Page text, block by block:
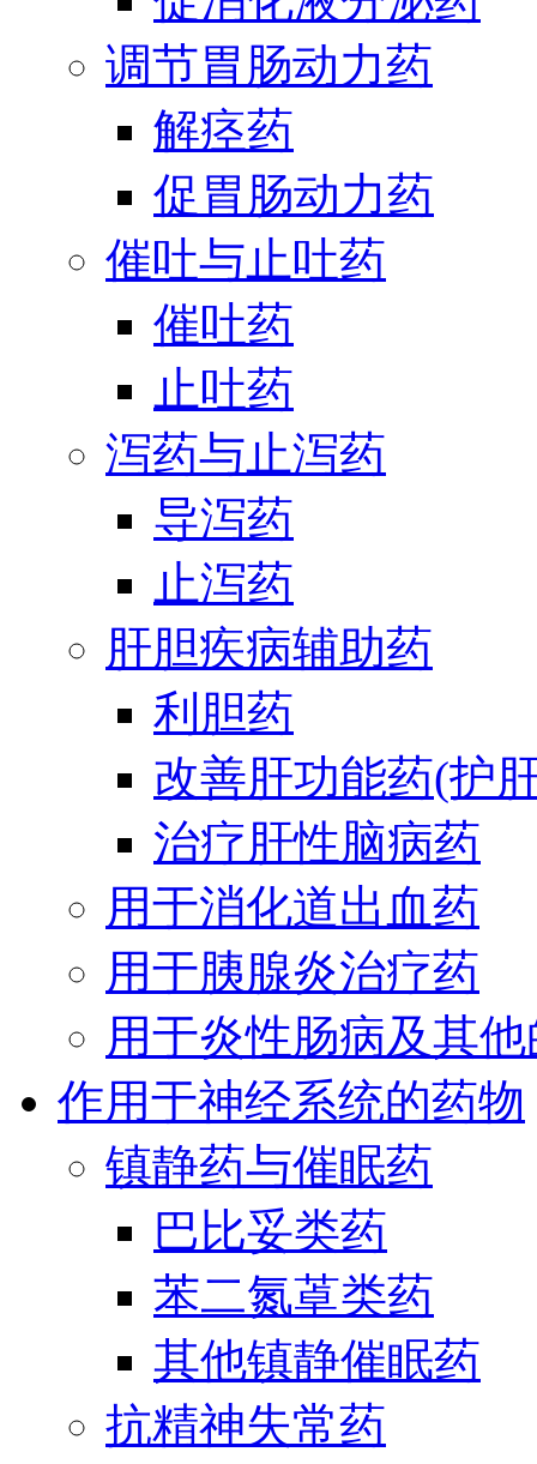
调节胃肠动力药
解痉药
促胃肠动力药
催吐与止吐药
催吐药
止吐药
泻药与止泻药
导泻药
止泻药
肝胆疾病辅助药
利胆药
改善肝功能药(护
治疗肝性脑病药
用于消化道出血药
用于胰腺炎治疗药
用于炎性肠病及其
作用于神经系统的药物
镇静药与催眠药
巴比妥类药
苯二氮䓬类药
其他镇静催眠药
抗精神失常药